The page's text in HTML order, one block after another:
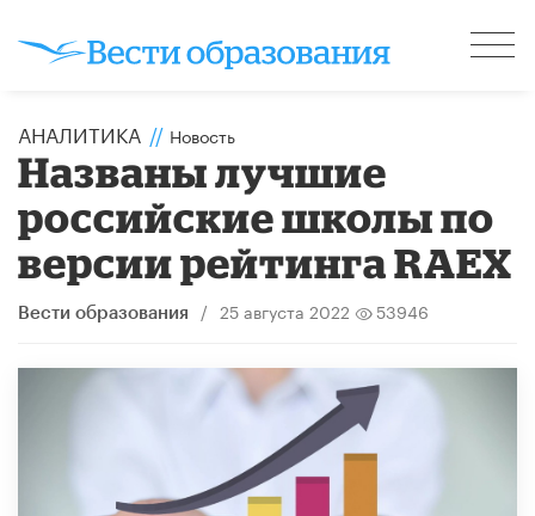
АНАЛИТИКА // Новость
Названы лучшие
российские школы по
версии рейтинга RAEX
Вести образования / 25 августа 2022 53946